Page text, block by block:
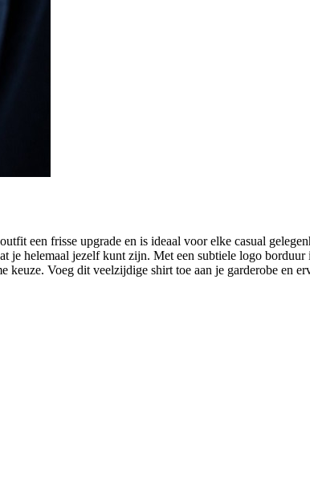
een frisse upgrade en is ideaal voor elke casual
je helemaal jezelf kunt zijn. Met een subtiele logo
Voeg dit veelzijdige shirt toe aan je garderobe en